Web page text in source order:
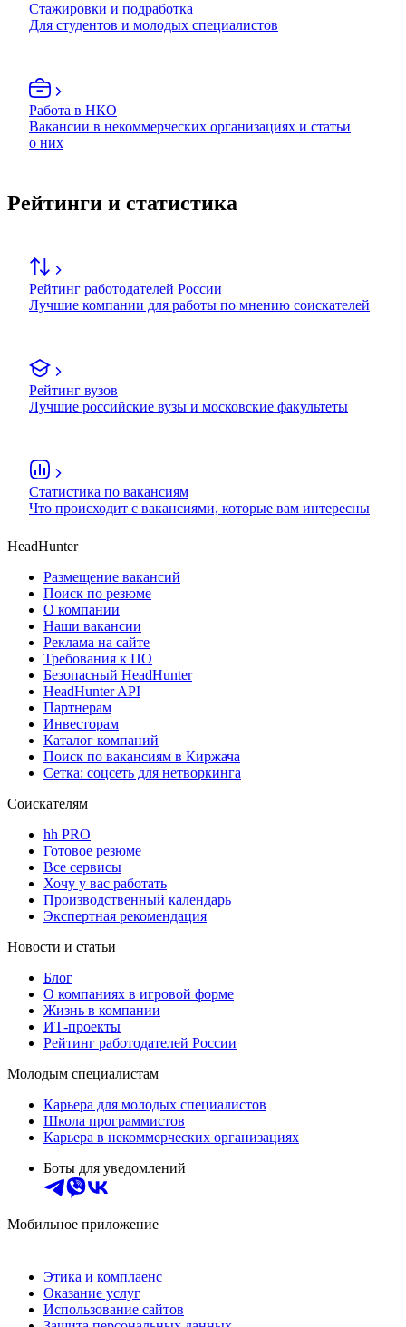
Стажировки и подработка
Для студентов и молодых специалистов
Работа в НКО
Вакансии в некоммерческих организациях и статьи
о них
Рейтинги и статистика
Рейтинг работодателей России
Лучшие компании для работы по мнению соискателей
Рейтинг вузов
Лучшие российские вузы и московские факультеты
Статистика по вакансиям
Что происходит с вакансиями, которые вам интересны
HeadHunter
Размещение вакансий
Поиск по резюме
О компании
Наши вакансии
Реклама на сайте
Требования к ПО
Безопасный HeadHunter
HeadHunter API
Партнерам
Инвесторам
Каталог компаний
Поиск по вакансиям в Киржача
Сетка: соцсеть для нетворкинга
Соискателям
hh PRO
Готовое резюме
Все сервисы
Хочу у вас работать
Производственный календарь
Экспертная рекомендация
Новости и статьи
Блог
О компаниях в игровой форме
Жизнь в компании
ИТ-проекты
Рейтинг работодателей России
Молодым специалистам
Карьера для молодых специалистов
Школа программистов
Карьера в некоммерческих организациях
Боты для уведомлений
Мобильное приложение
Этика и комплаенс
Оказание услуг
Использование сайтов